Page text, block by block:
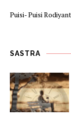
Puisi- Puisi
SASTRA